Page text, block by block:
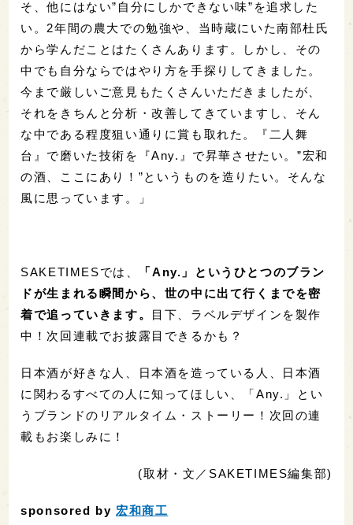
そ、他にはない”自分にしかできない味”を追求した
い。2年間の農大での勉強や、当時蔵にいた南部杜氏
から学んだことはたくさんあります。しかし、その
中でも自分ならではやり方を手探りしてきました。
今まで厳しいご意見もたくさんいただきましたが、
それをきちんと分析・改善してきていますし、そん
な中である程度狙い通りに賞も取れた。『二人舞
台』で磨いた技術を『Any.』で昇華させたい。”宏和
の酒、ここにあり！”というものを造りたい。そんな
風に思っています。」
SAKETIMESでは、
「Any.」というひとつのブラン
ドが生まれる瞬間から、世の中に出て行くまでを密
着で追っていきます。
目下、ラベルデザインを製作
中！次回連載でお披露目できるかも？
日本酒が好きな人、日本酒を造っている人、日本酒
に関わるすべての人に知ってほしい、「Any.」とい
うブランドのリアルタイム・ストーリー！次回の連
載もお楽しみに！
(取材・文／SAKETIMES編集部)
sponsored by 宏和商工